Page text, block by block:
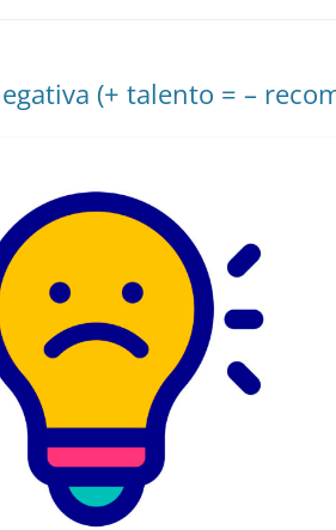
(+ talento = –